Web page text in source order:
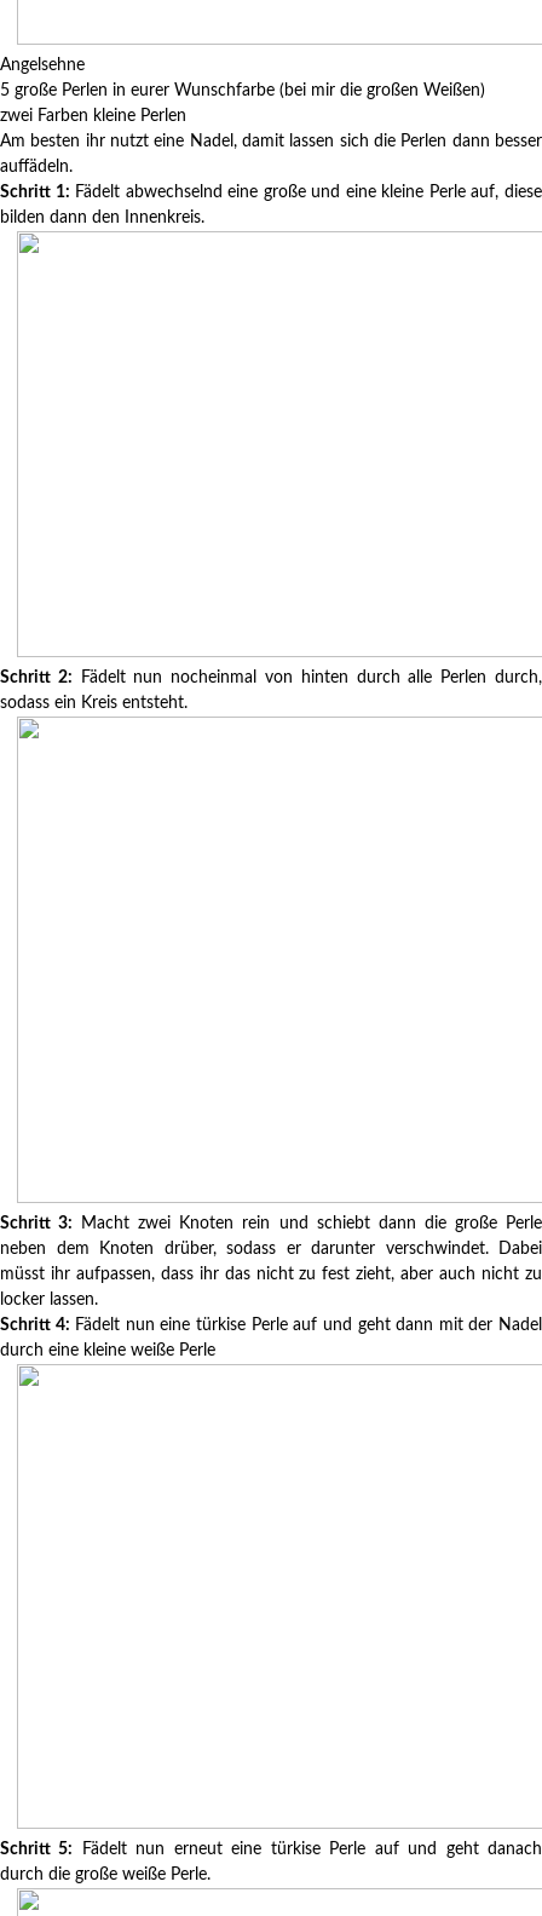
Angelsehne
5 große Perlen in eurer Wunschfarbe (bei mir die großen Weißen)
zwei Farben kleine Perlen
Am besten ihr nutzt eine Nadel, damit lassen sich die Perlen dann besser
auffädeln.
Schritt 1: Fädelt abwechselnd eine große und eine kleine Perle auf, diese
bilden dann den Innenkreis.
Schritt 2: Fädelt nun nocheinmal von hinten durch alle Perlen durch,
sodass ein Kreis entsteht.
Schritt 3: Macht zwei Knoten rein und schiebt dann die große Perle
neben dem Knoten drüber, sodass er darunter verschwindet. Dabei
müsst ihr aufpassen, dass ihr das nicht zu fest zieht, aber auch nicht zu
locker lassen.
Schritt 4: Fädelt nun eine türkise Perle auf und geht dann mit der Nadel
durch eine kleine weiße Perle
Schritt 5:
Fädelt nun erneut eine türkise Perle auf und geht danach
durch die große weiße Perle.